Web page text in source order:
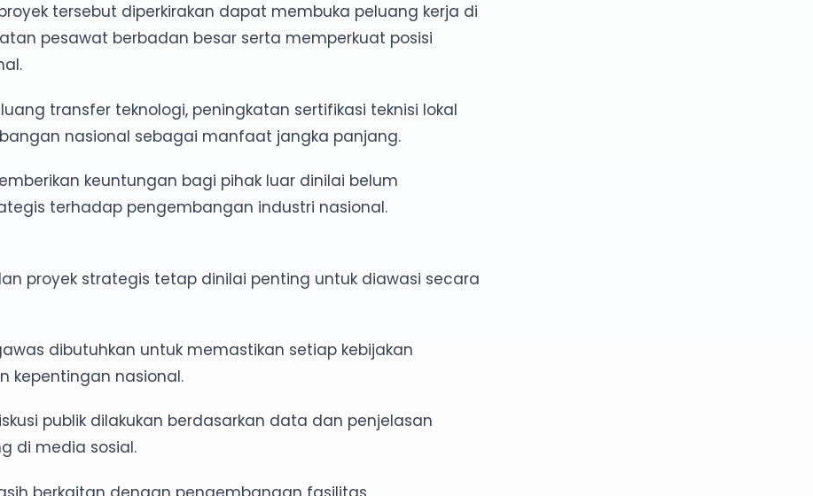
tersebut diperkirakan dapat membuka peluang kerja di
pesawat berbadan besar serta memperkuat posisi
transfer teknologi, peningkatan sertifikasi teknisi lokal
nasional sebagai manfaat jangka panjang.
keuntungan bagi pihak luar dinilai belum
terhadap pengembangan industri nasional.
proyek strategis tetap dinilai penting untuk diawasi secara
dibutuhkan untuk memastikan setiap kebijakan
kepentingan nasional.
publik dilakukan berdasarkan data dan penjelasan
di media sosial.